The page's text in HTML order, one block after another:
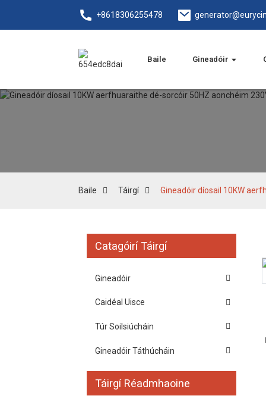
+8618306255478
Baile Gineadóir
Baile Táirgí Gineadóir díosail 10KW
Catagóirí Táirgí
Gineadóir
Caidéal Uisce
Túr Soilsiúcháin
Gineadóir Táthúcháin
Táirgí Réadmhaoine